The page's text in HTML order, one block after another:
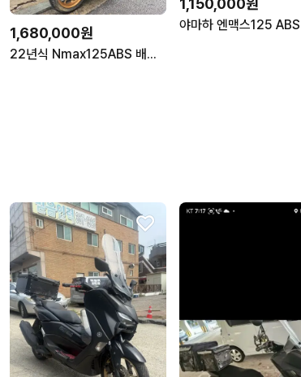
1,680,000원
22년식 Nmax125ABS 배달용 중고 오토바이
1,150,000원